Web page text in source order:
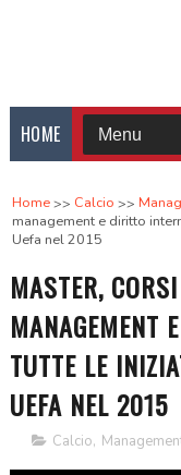
HOME
Home Calcio
management e diritto
Uefa nel 2015
MASTER,
MANAGEMENT
TUTTE LE
UEFA NEL 2015
Calcio,